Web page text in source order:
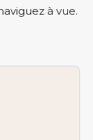
à vue.